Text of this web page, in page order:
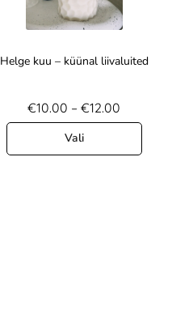
Helge kuu – küünal liivaluited
€10.00 – €12.00
Vali